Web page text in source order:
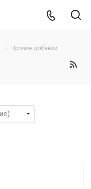
Прочие добавки